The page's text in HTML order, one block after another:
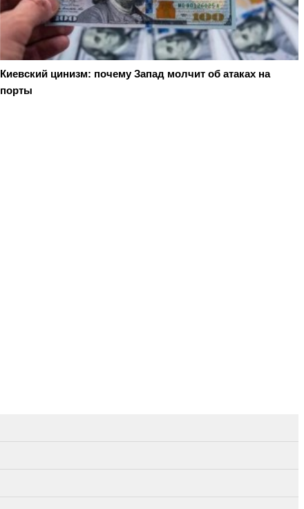
Киевский цинизм: почему Запад молчит об атаках на
порты